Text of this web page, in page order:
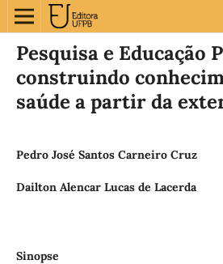
Pesquisa e Educação
construindo
saúde a partir da
Pedro José Santos Carneiro Cruz
Dailton Alencar Lucas de Lacerda
Sinopse